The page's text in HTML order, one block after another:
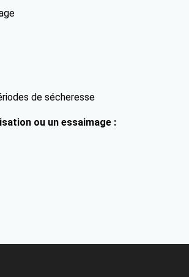
de sécheresse
ou un essaimage :